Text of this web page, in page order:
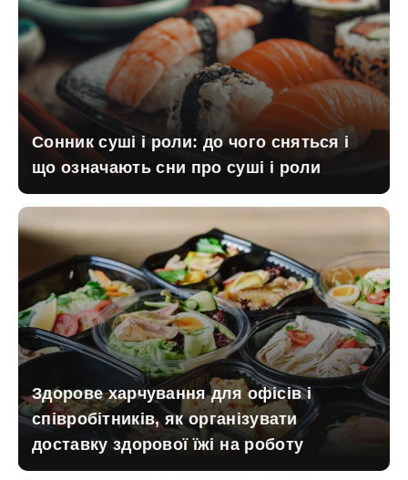
Сонник суші і роли: до чого сняться і
що означають сни про суші і роли
Здорове харчування для офісів і
співробітників, як організувати
доставку здорової їжі на роботу